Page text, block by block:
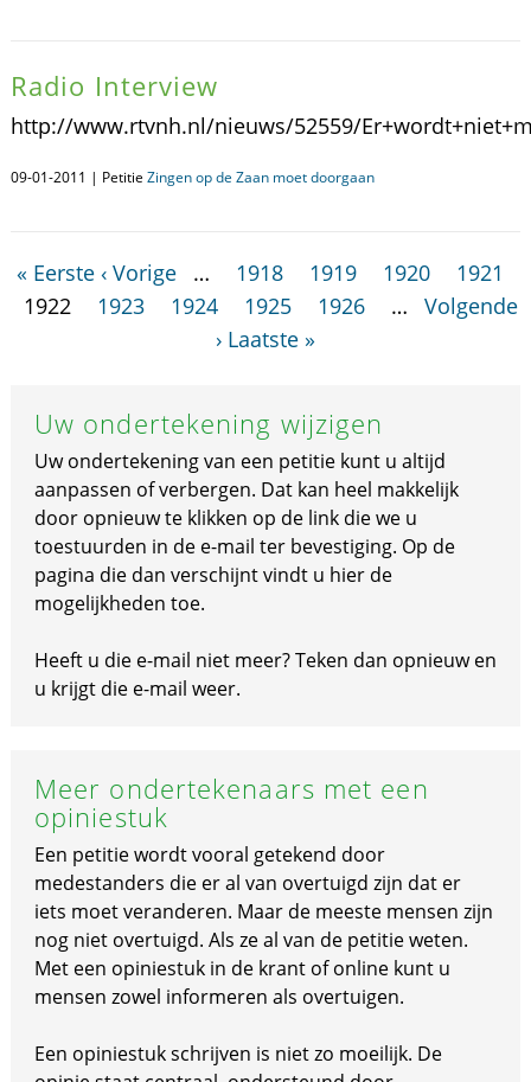
Radio Interview
http://www.rtvnh.nl/nieuws/52559/
09-01-2011 | Petitie Zingen op de Zaan moet doorgaan
« Eerste ‹ Vorige … 1918 1919 1920
1921
1922
1923 1924 1925 1926 …
Volgende
› Laatste »
Uw ondertekening wijzigen
Uw ondertekening van een petitie kunt u altijd
aanpassen of verbergen. Dat kan heel makkelijk
door opnieuw te klikken op de link die we u
toestuurden in de e-mail ter bevestiging. Op de
pagina die dan verschijnt vindt u hier de
mogelijkheden toe.
Heeft u die e-mail niet meer? Teken dan opnieuw en
u krijgt die e-mail weer.
Meer ondertekenaars met een
opiniestuk
Een petitie wordt vooral getekend door
medestanders die er al van overtuigd zijn dat er
iets moet veranderen. Maar de meeste mensen zijn
nog niet overtuigd. Als ze al van de petitie weten.
Met een opiniestuk in de krant of online kunt u
mensen zowel informeren als overtuigen.
Een opiniestuk schrijven is niet zo moeilijk. De